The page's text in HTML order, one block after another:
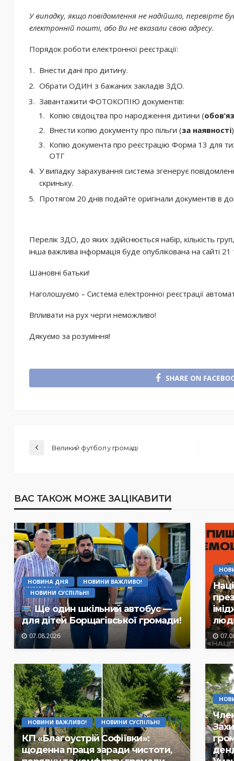
У випадку, якщо повідомлення не надійшло, перевірте
електронній пошті, або Ви не вказали свою адресу.
Порядок роботи електронної реєстрації:
Внести дані про дитину.
Обрати ОДИН з бажаних закладів ЗДО.
Завантажити ФОТОКОПІЮ документів:
Копію свідоцтва про народження дитини (
Внести копію документу про пільги (за наявності)
Копію документа про реєстрацію Форма 13 для
ОТГ
У випадку зарахування система згенерує
скриньку.
Протягом 20 днів подайте оригінали документів в
Перелік ЗДО, до яких здійснюється набір, кількість
інша важлива інформація буде опублікована на сайті
Шановні батьки!
Наголошуємо – Система електронної реєстрації
Впливати на рух черги неможливо!
Дякуємо за розуміння!
SHARE ON
Великий футбол у громаді
ВАС ТАКОЖ МОЖЕ ЗАЦІКАВИТИ
НОВИНА ДНЯ
НОВИНИ ВАЖЛИВО!
НОВИНИ СУСПІЛЬНІ
Ще один шкільний автобус —
для дітей Борщагівської громади!
07.08.2026
НОВИНИ ВАЖЛИВО! НОВИНИ СУСПІЛЬНІ
КП «Благоустрій Софіївки»:
щоденна праця заради чистоти,